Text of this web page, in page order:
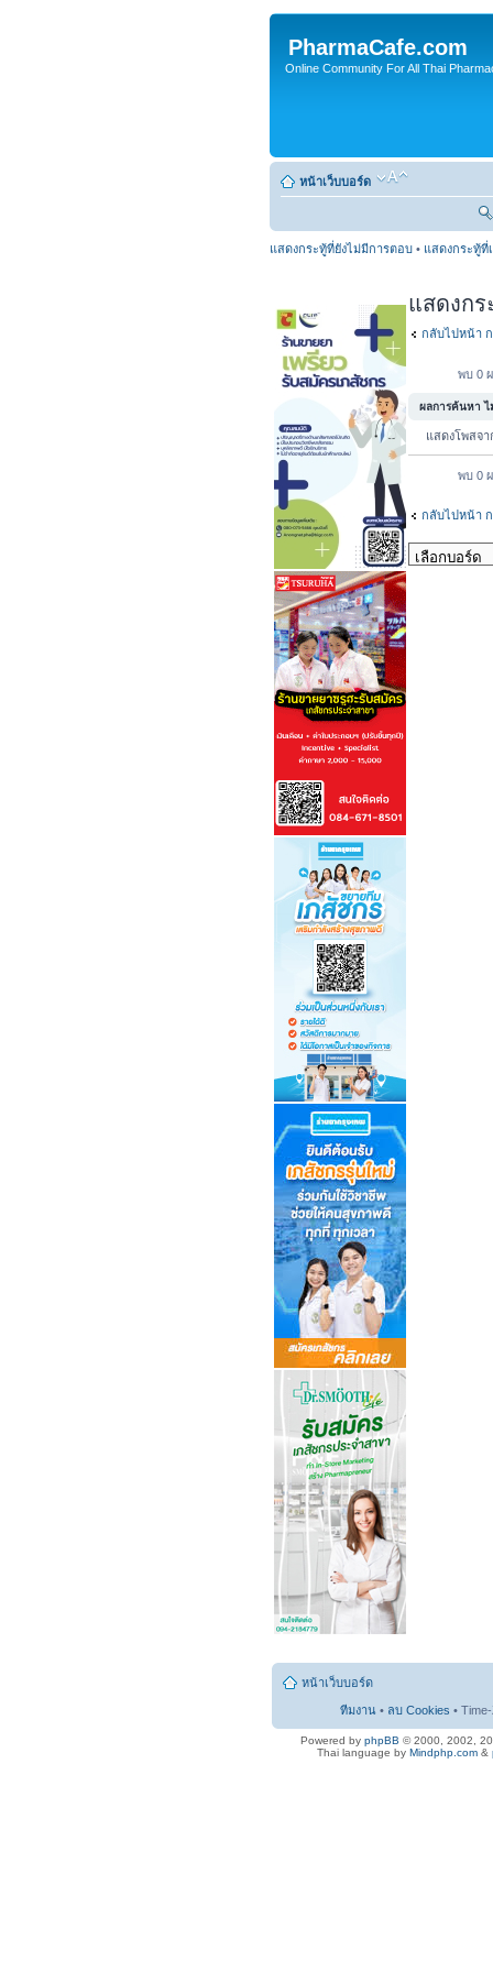
PharmaCafe.com
Online Community For All Thai
หน้าเว็บบอร์ด
แสดงกระทู้ที่ยังไม่มีการตอบ • แสดงกระทู้ที่
แสดงก
กลับไปหน้า
พบ 0
ผลการค้นหา
แสดงโพสจ
พบ 0
กลับไปหน้า
หน้าเว็บบอร์ด
ทีมงาน • ลบ Cookies •
Powered by phpBB © 2000, 2002,
Thai language by Mindphp.com &